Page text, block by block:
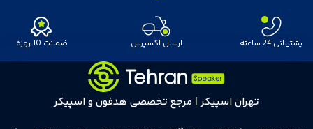
پشتیبانی 24 ساعته ارسال اکسپرس ضمانت 10 روزه
تهران اسپیکر | مرجع تخصصی هدفون و اسپیکر